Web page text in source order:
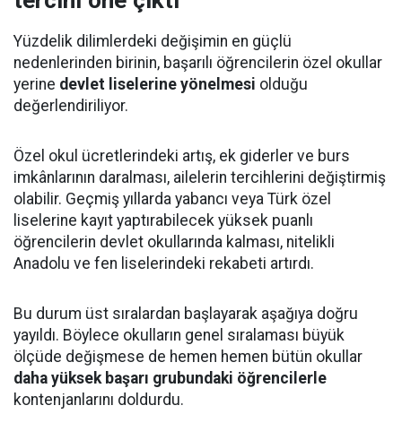
Yüzdelik dilimlerdeki değişimin en güçlü
nedenlerinden birinin, başarılı öğrencilerin özel okullar
yerine devlet liselerine yönelmesi olduğu
değerlendiriliyor.
Özel okul ücretlerindeki artış, ek giderler ve burs
imkânlarının daralması, ailelerin tercihlerini değiştirmiş
olabilir. Geçmiş yıllarda yabancı veya Türk özel
liselerine kayıt yaptırabilecek yüksek puanlı
öğrencilerin devlet okullarında kalması, nitelikli
Anadolu ve fen liselerindeki rekabeti artırdı.
Bu durum üst sıralardan başlayarak aşağıya doğru
yayıldı. Böylece okulların genel sıralaması büyük
ölçüde değişmese de hemen hemen bütün okullar
daha yüksek başarı grubundaki öğrencilerle
kontenjanlarını doldurdu.